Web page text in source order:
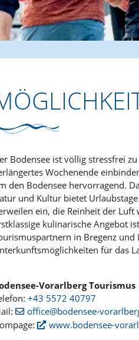
Bodensee ist völlig stressfrei
Wochenende
den Bodensee hervorragend.
und Kultur bietet
ein, die Reinheit der
kulinarische Angebot
in Bregenz und
für das
Vorarlberg Tourismus
+43 5572 40797
office@bodensee-
www.bodensee-